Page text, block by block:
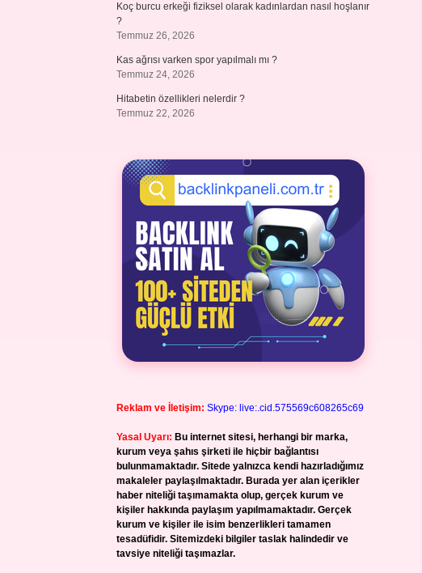
Koç burcu erkeği fiziksel olarak kadınlardan nasıl hoşlanır
?
Temmuz 26, 2026
Kas ağrısı varken spor yapılmalı mı ?
Temmuz 24, 2026
Hitabetin özellikleri nelerdir ?
Temmuz 22, 2026
Reklam ve İletişim: Skype: live:.cid.575569c608265c69
Yasal Uyarı: Bu internet sitesi, herhangi bir marka,
kurum veya şahıs şirketi ile hiçbir bağlantısı
bulunmamaktadır. Sitede yalnızca kendi hazırladığımız
makaleler paylaşılmaktadır. Burada yer alan içerikler
haber niteliği taşımamakta olup, gerçek kurum ve
kişiler hakkında paylaşım yapılmamaktadır. Gerçek
kurum ve kişiler ile isim benzerlikleri tamamen
tesadüfidir. Sitemizdeki bilgiler taslak halindedir ve
tavsiye niteliği taşımazlar.